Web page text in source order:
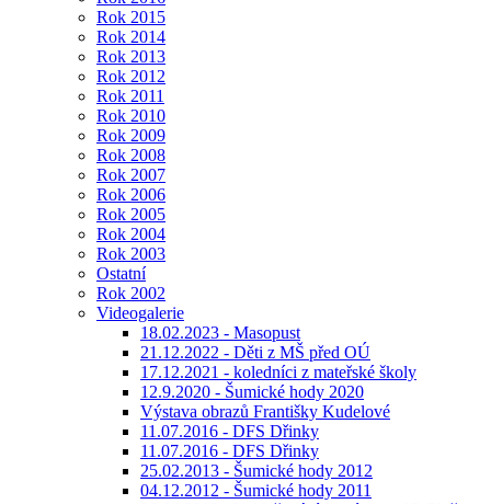
Rok 2015
Rok 2014
Rok 2013
Rok 2012
Rok 2011
Rok 2010
Rok 2009
Rok 2008
Rok 2007
Rok 2006
Rok 2005
Rok 2004
Rok 2003
Ostatní
Rok 2002
Videogalerie
18.02.2023 - Masopust
21.12.2022 - Děti z MŠ před OÚ
17.12.2021 - koledníci z mateřské školy
12.9.2020 - Šumické hody 2020
Výstava obrazů Františky Kudelové
11.07.2016 - DFS Dřinky
11.07.2016 - DFS Dřinky
25.02.2013 - Šumické hody 2012
04.12.2012 - Šumické hody 2011